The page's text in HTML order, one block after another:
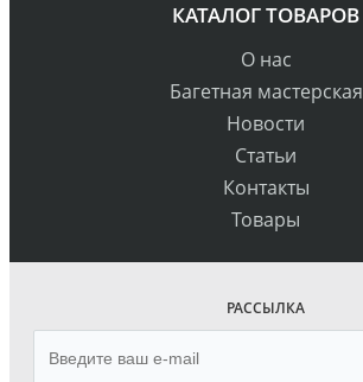
КАТАЛОГ ТОВАРОВ
О нас
Багетная мастерская
Новости
Статьи
Контакты
Товары
РАССЫЛКА